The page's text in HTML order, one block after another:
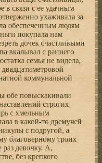
в связи с ее удачным
ухаживала за
обеспеченным людям
покупала нам
дочек счастливыми
вкалывал с раннего
семья не видела,
коммунальной
обе повыскакивали
строгих
с хмельным
в какой-то дремучей
с подругой, а
благоверному троих
раз девочку. А,
без крепкого